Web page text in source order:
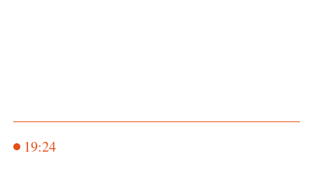
19:24